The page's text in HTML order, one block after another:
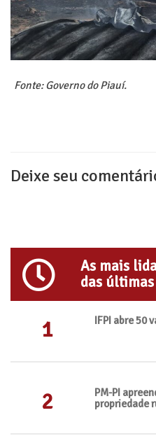
Fonte: Governo do Piauí.
Deixe seu
As mais
das
1 IFPI abre 50
2
PM-PI
propriedade